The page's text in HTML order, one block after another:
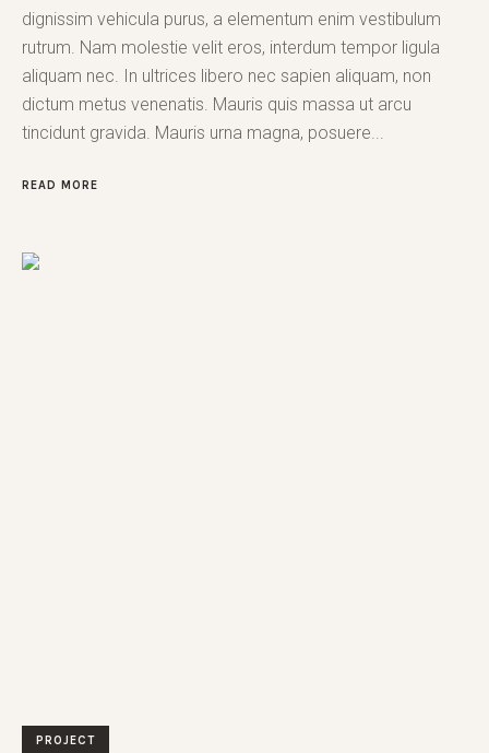
dignissim vehicula purus, a elementum enim vestibulum
rutrum. Nam molestie velit eros, interdum tempor ligula
aliquam nec. In ultrices libero nec sapien aliquam, non
dictum metus venenatis. Mauris quis massa ut arcu
tincidunt gravida. Mauris urna magna, posuere...
READ MORE
PROJECT